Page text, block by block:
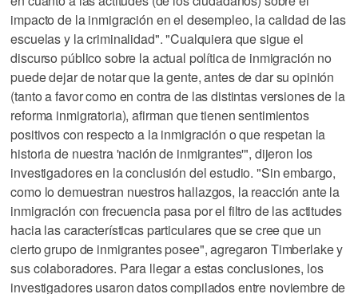
impacto de la inmigración en el desempleo, la calidad de las
escuelas y la criminalidad". "Cualquiera que sigue el
discurso público sobre la actual política de inmigración no
puede dejar de notar que la gente, antes de dar su opinión
(tanto a favor como en contra de las distintas versiones de la
reforma inmigratoria), afirman que tienen sentimientos
positivos con respecto a la inmigración o que respetan la
historia de nuestra 'nación de inmigrantes'", dijeron los
investigadores en la conclusión del estudio. "Sin embargo,
como lo demuestran nuestros hallazgos, la reacción ante la
inmigración con frecuencia pasa por el filtro de las actitudes
hacia las características particulares que se cree que un
cierto grupo de inmigrantes posee", agregaron Timberlake y
sus colaboradores. Para llegar a estas conclusiones, los
investigadores usaron datos compilados entre noviembre de